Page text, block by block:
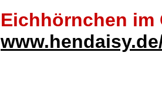
Eichhörnchen im